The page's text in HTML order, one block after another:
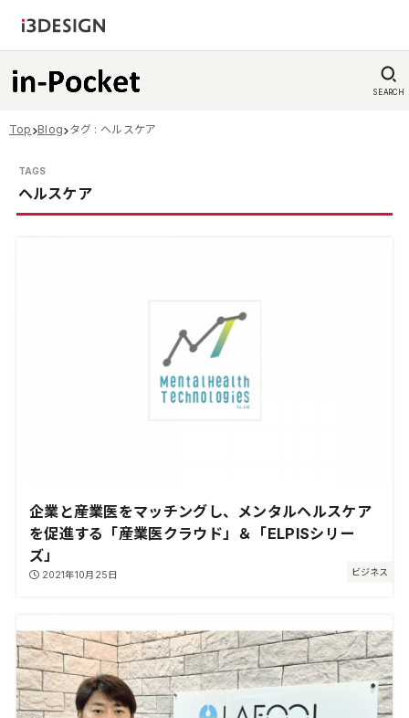
SEARCH
Top Blog タグ : ヘルスケア
ヘルスケア
ビジネス
企業と産業医をマッチングし、メンタルヘルスケア
を促進する「産業医クラウド」＆「ELPISシリー
ズ」
2021年10月25日